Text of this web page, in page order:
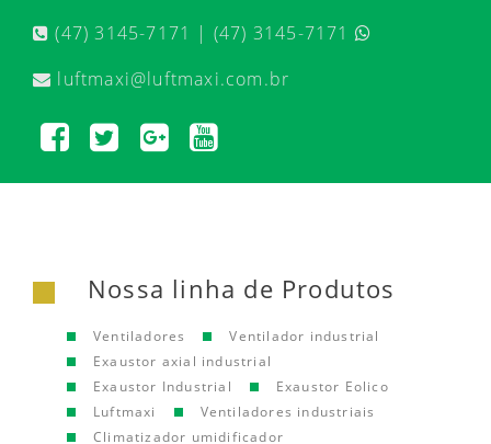
(47) 3145-7171 | (47) 3145-7171
luftmaxi@luftmaxi.com.br
Nossa linha de Produtos
Ventiladores
Ventilador industrial
Exaustor axial industrial
Exaustor Industrial
Exaustor Eolico
Luftmaxi
Ventiladores industriais
Climatizador umidificador